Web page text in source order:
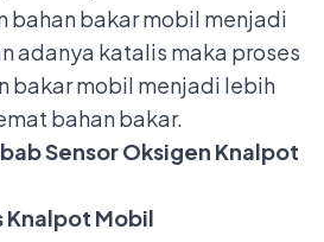
bahan bakar mobil menjadi
adanya katalis maka proses
bakar mobil menjadi lebih
bahan bakar.
Sensor Oksigen Knalpot
Knalpot Mobil